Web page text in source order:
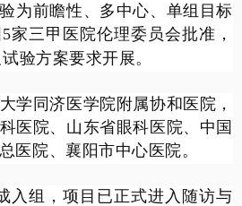
为前瞻性 、 多中心、单组目标
5家三甲医院伦理委员会批准，
验方案要求开展。
学同济医学院附属协和医院，
医院、山东省眼科医院、中国
医院、襄阳市中心医院。
入组，项目已正式进入随访与